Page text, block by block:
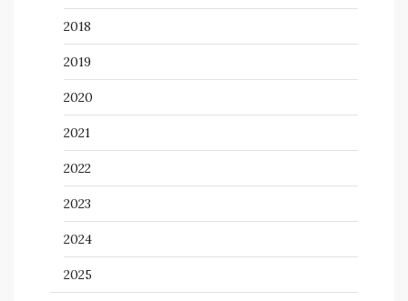
2018
2019
2020
2021
2022
2023
2024
2025